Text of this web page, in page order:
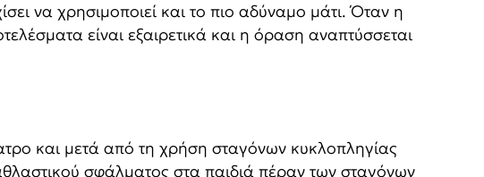
να χρησιμοποιεί και το πιο αδύναμο μάτι. Όταν η
είναι εξαιρετικά και η όραση αναπτύσσεται
και μετά από τη χρήση σταγόνων κυκλοπληγίας
σφάλματος στα παιδιά πέραν των σταγόνων